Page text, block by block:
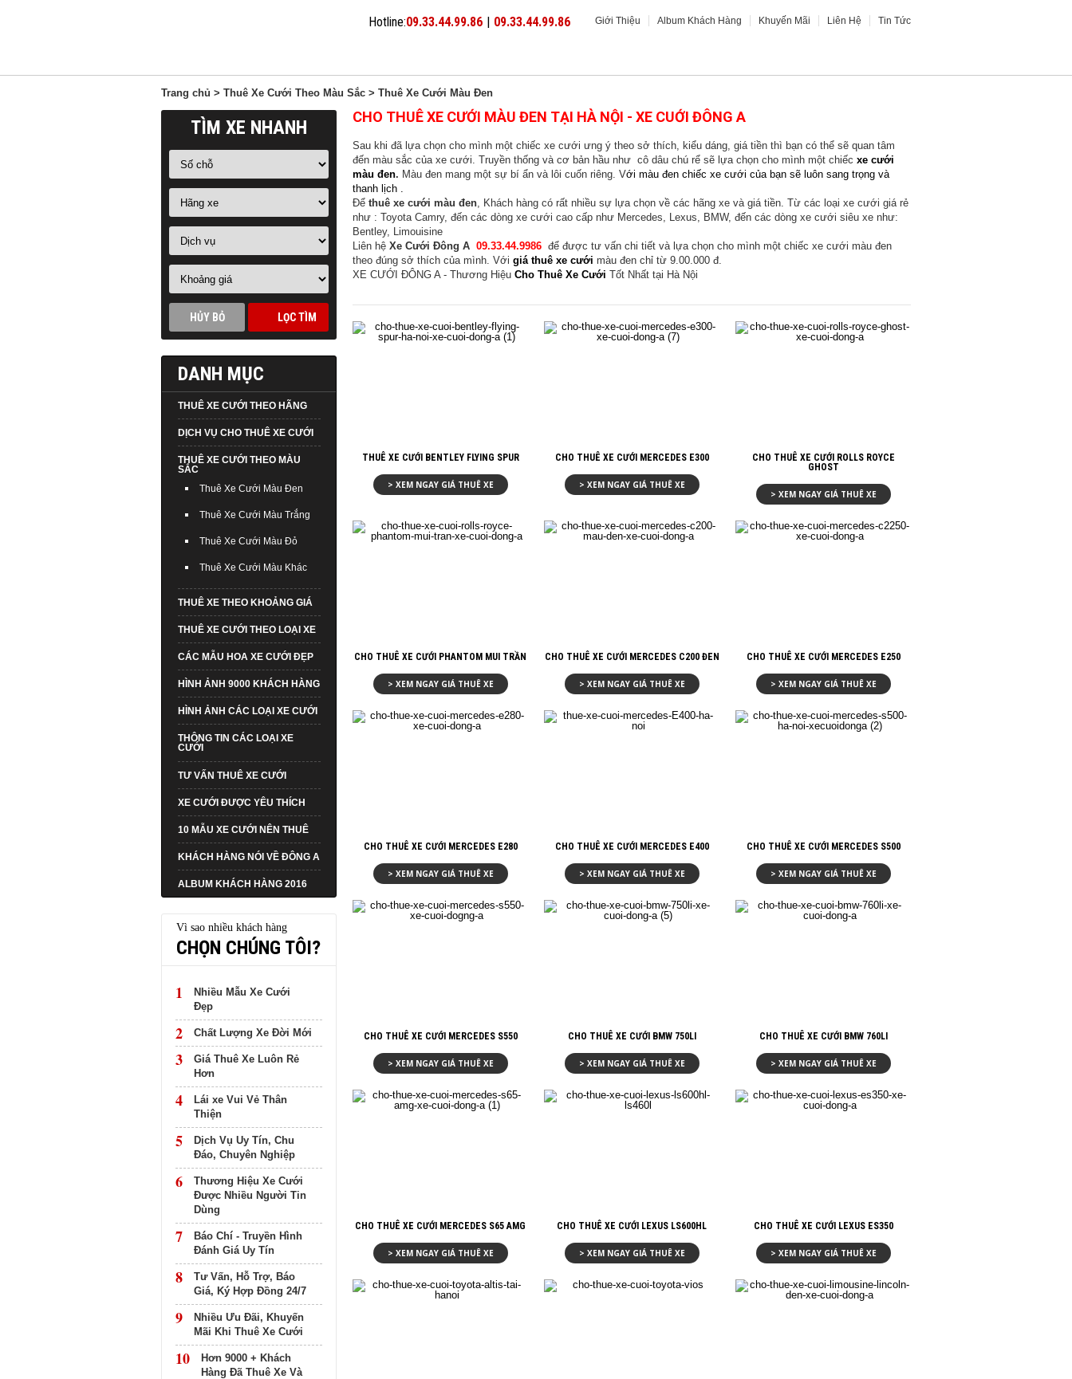
Hotline:09.33.44.99.86 | 09.33.44.99.86 Giới Thiệu Album Khách Hàng Khuyến Mãi Liên Hệ Tin Tức
Trang chủ > Thuê Xe Cưới Theo Màu Sắc > Thuê Xe Cưới Màu Đen
TÌM XE NHANH
DANH MỤC
THUÊ XE CƯỚI THEO HÃNG
DỊCH VỤ CHO THUÊ XE CƯỚI
THUÊ XE CƯỚI THEO MÀU
SẮC
Thuê Xe Cưới Màu Đen
Thuê Xe Cưới Màu Trắng
Thuê Xe Cưới Màu Đỏ
Thuê Xe Cưới Màu Khác
THUÊ XE THEO KHOẢNG GIÁ
THUÊ XE CƯỚI THEO LOẠI XE
CÁC MẪU HOA XE CƯỚI ĐẸP
HÌNH ẢNH 9000 KHÁCH HÀNG
HÌNH ẢNH CÁC LOẠI XE CƯỚI
THÔNG TIN CÁC LOẠI XE
CƯỚI
TƯ VẤN THUÊ XE CƯỚI
XE CƯỚI ĐƯỢC YÊU THÍCH
10 MẪU XE CƯỚI NÊN THUÊ
KHÁCH HÀNG NÓI VỀ ĐÔNG A
ALBUM KHÁCH HÀNG 2016
Vì sao nhiều khách hàng
CHỌN CHÚNG TÔI?
1
Nhiều Mẫu Xe Cưới
Đẹp
2 Chất Lượng Xe Đời Mới
3
Giá Thuê Xe Luôn Rẻ
Hơn
4
Lái xe Vui Vẻ Thân
Thiện
5
Dịch Vụ Uy Tín, Chu
Đáo, Chuyên Nghiệp
6
Thương Hiệu Xe Cưới
Được Nhiều Người Tin
Dùng
7
Báo Chí - Truyền Hình
Đánh Giá Uy Tín
8
Tư Vấn, Hỗ Trợ, Báo
Giá, Ký Hợp Đồng 24/7
9
Nhiều Ưu Đãi, Khuyến
Mãi Khi Thuê Xe Cưới
10
Hơn 9000 + Khách
Hàng Đã Thuê Xe Và
CHO THUÊ XE CƯỚI MÀU ĐEN TẠI HÀ NỘI - XE CUỚI ĐÔNG A
Sau khi đã lựa chọn cho mình một chiếc xe cưới ưng ý theo sở thích, kiểu dáng, giá tiền thì bạn có thể sẽ quan tâm
đến màu sắc của xe cưới. Truyền thống và cơ bản hầu như cô dâu chú rể sẽ lựa chọn cho mình một chiếc xe cưới
màu đen. Màu đen mang một sự bí ẩn và lôi cuốn riêng. Với màu đen chiếc xe cưới của bạn sẽ luôn sang trọng và
thanh lịch .
Để thuê xe cưới màu đen, Khách hàng có rất nhiều sự lựa chọn về các hãng xe và giá tiền. Từ các loại xe cưới giá rẻ
như : Toyota Camry, đến các dòng xe cưới cao cấp như Mercedes, Lexus, BMW, đến các dòng xe cưới siêu xe như:
Bentley, Limouisine
Liên hệ Xe Cưới Đông A 09.33.44.9986 để được tư vấn chi tiết và lựa chọn cho mình một chiếc xe cưới màu đen
theo đúng sở thích của mình. Với giá thuê xe cưới màu đen chỉ từ 9.00.000 đ.
XE CƯỚI ĐÔNG A - Thương Hiệu Cho Thuê Xe Cưới Tốt Nhất tại Hà Nội
THUÊ XE CƯỚI BENTLEY FLYING SPUR
> XEM NGAY GIÁ THUÊ XE
CHO THUÊ XE CƯỚI MERCEDES E300
> XEM NGAY GIÁ THUÊ XE
CHO THUÊ XE CƯỚI ROLLS ROYCE
GHOST
> XEM NGAY GIÁ THUÊ XE
CHO THUÊ XE CƯỚI PHANTOM MUI TRẦN
> XEM NGAY GIÁ THUÊ XE
CHO THUÊ XE CƯỚI MERCEDES C200 ĐEN
> XEM NGAY GIÁ THUÊ XE
CHO THUÊ XE CƯỚI MERCEDES E250
> XEM NGAY GIÁ THUÊ XE
CHO THUÊ XE CƯỚI MERCEDES E280
> XEM NGAY GIÁ THUÊ XE
CHO THUÊ XE CƯỚI MERCEDES E400
> XEM NGAY GIÁ THUÊ XE
CHO THUÊ XE CƯỚI MERCEDES S500
> XEM NGAY GIÁ THUÊ XE
CHO THUÊ XE CƯỚI MERCEDES S550
> XEM NGAY GIÁ THUÊ XE
CHO THUÊ XE CƯỚI BMW 750LI
> XEM NGAY GIÁ THUÊ XE
CHO THUÊ XE CƯỚI BMW 760LI
> XEM NGAY GIÁ THUÊ XE
CHO THUÊ XE CƯỚI MERCEDES S65 AMG
> XEM NGAY GIÁ THUÊ XE
CHO THUÊ XE CƯỚI LEXUS LS600HL
> XEM NGAY GIÁ THUÊ XE
CHO THUÊ XE CƯỚI LEXUS ES350
> XEM NGAY GIÁ THUÊ XE